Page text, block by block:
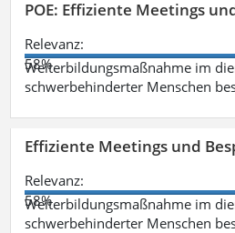
POE: Effiziente Meetings
Relevanz:
58%
Weiterbildungsmaßnahme im
schwerbehinderter Menschen
Effiziente Meetings und
Relevanz:
58%
Weiterbildungsmaßnahme im
schwerbehinderter Menschen